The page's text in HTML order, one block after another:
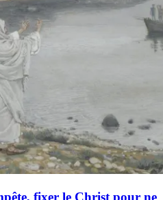
fixer le Christ pour ne